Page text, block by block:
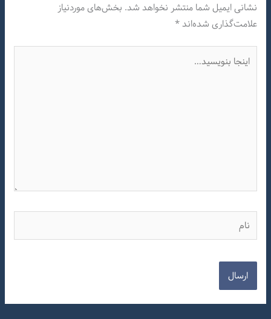
نشانی ایمیل شما منتشر نخواهد شد. بخش‌های موردنیاز
علامت‌گذاری شده‌اند*
بنویسید…